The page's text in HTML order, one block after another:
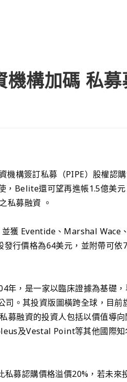
構加碼 私募
構簽訂私募（PIPE）股權認
，Belite還可望再進帳1.5億美
私募融資 。
獲 Eventide、Marshal Wace
行價格為64美元，並附帶可依
年，是一家以臨床證據為基礎
。其投資版圖橫跨全球，目前
募融資的投資人包括以價值導向
及Vestal Point等其他國際知
募認購價格溢價20%，若未來